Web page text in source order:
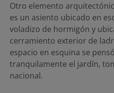
Otro elemento
es un asiento ubicado en
voladizo de hormigón y
cerramiento exterior de
espacio en esquina se
tranquilamente el jardín,
nacional.